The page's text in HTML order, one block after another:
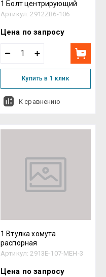
1 Болт центрирующий
Артикул: 2912ZB6-106
Цена по запросу
Купить в 1 клик
К сравнению
1 Втулка хомута
распорная
Артикул: 2913E-107-MEH-3
Цена по запросу